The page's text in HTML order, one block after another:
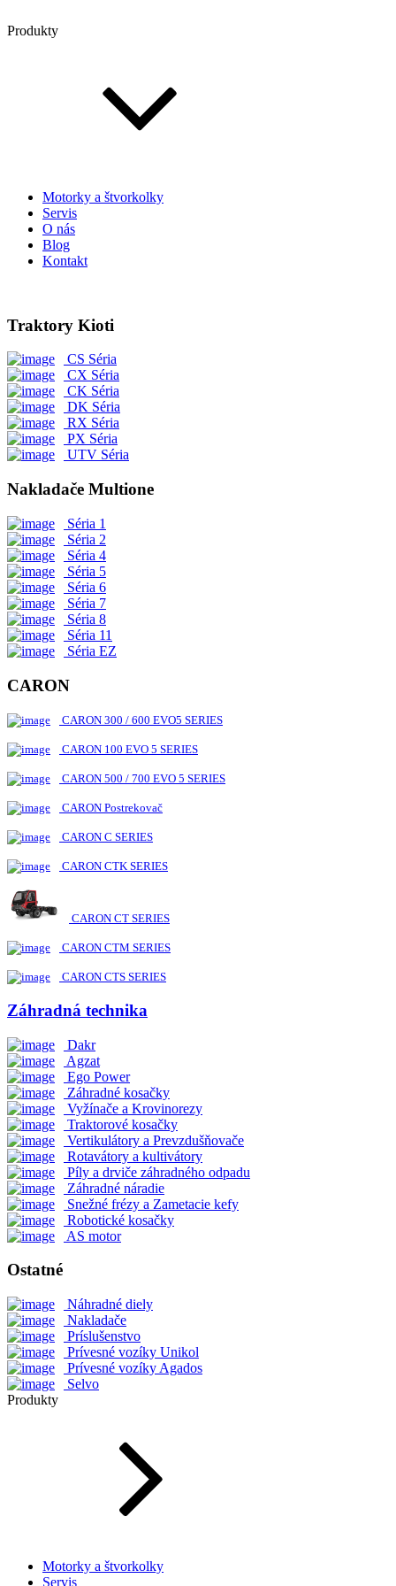
Produkty
Motorky a štvorkolky
Servis
O nás
Blog
Kontakt
Traktory Kioti
CS Séria
CX Séria
CK Séria
DK Séria
RX Séria
PX Séria
UTV Séria
Nakladače Multione
Séria 1
Séria 2
Séria 4
Séria 5
Séria 6
Séria 7
Séria 8
Séria 11
Séria EZ
CARON
CARON 300 / 600 EVO5 SERIES
CARON 100 EVO 5 SERIES
CARON 500 / 700 EVO 5 SERIES
CARON Postrekovač
CARON C SERIES
CARON CTK SERIES
CARON CT SERIES
CARON CTM SERIES
CARON CTS SERIES
Záhradná technika
Dakr
Agzat
Ego Power
Záhradné kosačky
Vyžínače a Krovinorezy
Traktorové kosačky
Vertikulátory a Prevzdušňovače
Rotavátory a kultivátory
Píly a drviče záhradného odpadu
Záhradné náradie
Snežné frézy a Zametacie kefy
Robotické kosačky
AS motor
Ostatné
Náhradné diely
Nakladače
Príslušenstvo
Prívesné vozíky Unikol
Prívesné vozíky Agados
Selvo
Produkty
Motorky a štvorkolky
Servis